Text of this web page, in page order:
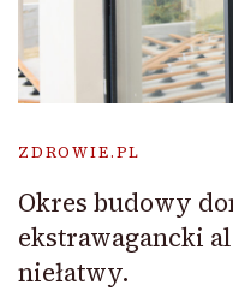
ZDROWIE.PL
Okres budowy
ekstrawagancki
niełatwy.